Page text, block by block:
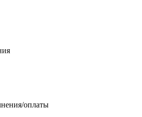
оплаты